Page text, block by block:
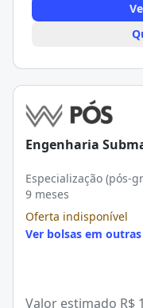
Engenharia
Especialização (pós-
9 meses
Oferta indisponível
Ver bolsas em
Valor estimado R$